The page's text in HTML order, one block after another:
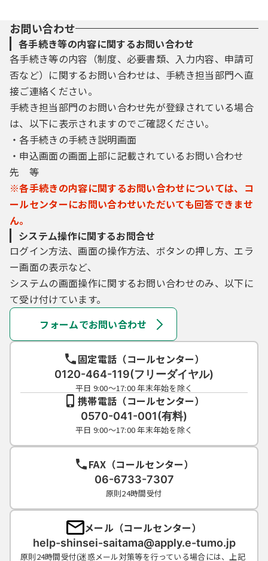
お問い合わせ
各手続き等の内容に関するお問い合わせ
各手続き等の内容（制度、必要書類、入力内容、申請可
否など）に関するお問い合わせは、手続き担当部門へ直
接ご連絡ください。
手続き担当部門のお問い合わせ先が登録されている場合
は、以下に表示されますのでご確認ください。
・各手続きの手続き説明画面
・申込画面の画面上部に記載されているお問い合わせ
先 等
※各手続きの内容に関するお問い合わせについては、コ
ールセンターにお問い合わせいただいても回答できませ
ん。
システム操作に関するお問合せ
ログイン方法、画面の操作方法、ボタンの押し方、エラ
ー画面の表示など、
システムの画面操作に関するお問い合わせのみ、以下に
て受け付けています。
フォームでお問い合わせ
固定電話（コールセンター）
0120-464-119(フリーダイヤル)
平日 9:00～17:00 年末年始を除く
携帯電話（コールセンター）
0570-041-001(有料)
平日 9:00～17:00 年末年始を除く
FAX（コールセンター）
06-6733-7307
原則24時間受付
メール（コールセンター）
help-shinsei-saitama@apply.e-tumo.jp
原則24時間受付(迷惑メール対策等を行っている場合には、上記